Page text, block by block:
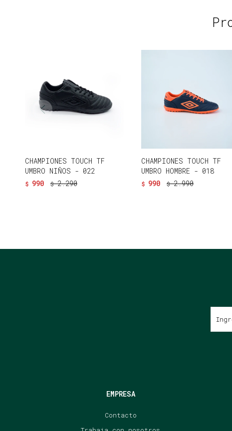
CHAMPIONES TOUCH TF
UMBRO NIÑOS - 022
$ 990 $ 2.290
CHAMPIONES TOUCH TF
UMBRO HOMBRE - 018
$ 990 $ 2.990
EMPRESA
Contacto